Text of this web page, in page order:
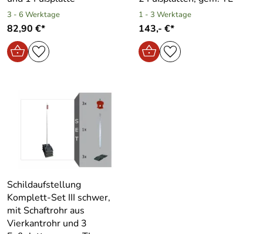
3 - 6 Werktage
82,90 €*
1 - 3 Werktage
143,- €*
Schildaufstellung
Komplett-Set III schwer,
mit Schaftrohr aus
Vierkantrohr und 3